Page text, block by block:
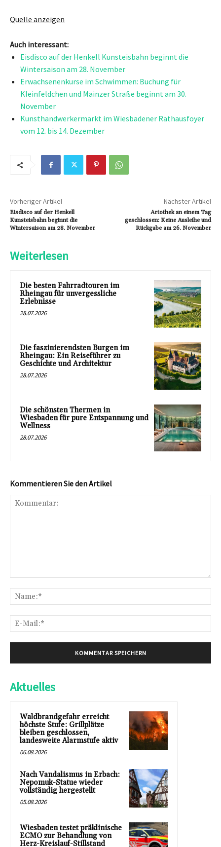
Quelle anzeigen
Auch interessant:
Eisdisco auf der Henkell Kunsteisbahn beginnt die
Wintersaison am 28. November
Erwachsenenkurse im Schwimmen: Buchung für
Kleinfeldchen und Mainzer Straße beginnt am 30.
November
Kunsthandwerkermarkt im Wiesbadener Rathausfoyer
vom 12. bis 14. Dezember
Vorheriger Artikel
Eisdisco auf der Henkell
Kunsteisbahn beginnt die
Wintersaison am 28. November
Nächster Artikel
Artothek an einem Tag
geschlossen: Keine Ausleihe und
Rückgabe am 26. November
Weiterlesen
Die besten Fahrradtouren im
Rheingau für unvergessliche
Erlebnisse
28.07.2026
Die faszinierendsten Burgen im
Rheingau: Ein Reiseführer zu
Geschichte und Architektur
28.07.2026
Die schönsten Thermen in
Wiesbaden für pure Entspannung und
Wellness
28.07.2026
Kommentieren Sie den Artikel
Aktuelles
Waldbrandgefahr erreicht
höchste Stufe: Grillplätze
bleiben geschlossen,
landesweite Alarmstufe aktiv
06.08.2026
Nach Vandalismus in Erbach:
Nepomuk-Statue wieder
vollständig hergestellt
05.08.2026
Wiesbaden testet präklinische
ECMO zur Behandlung von
Herz-Kreislauf-Stillstand